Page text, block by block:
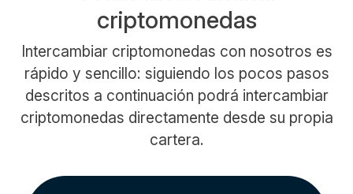
criptomonedas
Intercambiar criptomonedas con nosotros es
rápido y sencillo: siguiendo los pocos pasos
descritos a continuación podrá intercambiar
criptomonedas directamente desde su propia
cartera.